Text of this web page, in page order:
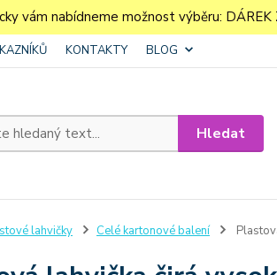
vám nabídneme možnost výběru:
KONTAKTY BLOG
Hledat
lahvičky Celé kartonové balení